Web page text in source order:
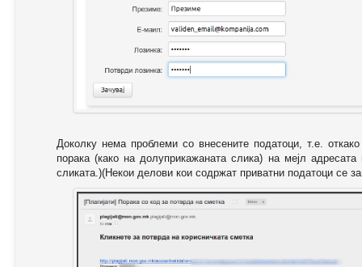
Доколку нема проблеми со внесените податоци, т.е.
порака (како на долуприкажаната слика) на мејл
сликата.)(Некои делови кои содржат приватни податоци се